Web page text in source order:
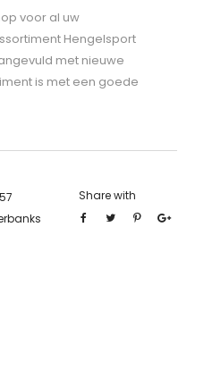
voor al uw
Hengelsport
met nieuwe
is met een goede
Share with